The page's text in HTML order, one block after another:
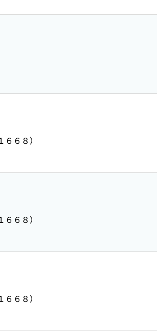
６８）
６８）
６８）